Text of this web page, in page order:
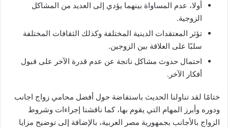
أولا، عدم المساواة بينهما يؤدي إلى العديد من المشاكل
الزوجية.
تؤثر المعتقدات الدينية المختلفة وكذلك الثقافات المختلفة
سلبًا على العلاقة بين الزوجين.
احتمال حدوث مشاكل ناتجة عن عدم قدرة الآخر على قبول
أفكار الآخر.
ختامًا لقد تناولنا الحديث باستفاضة حول أفضل محامي زواج اجانب
ودوره وأبرز المهام التي يقوم بها، كما ناقشنا إجراءات وشروط
الزواج بالأجانب بجمهورية مصر العربية، بالإضافة إلى توضيح مزايا